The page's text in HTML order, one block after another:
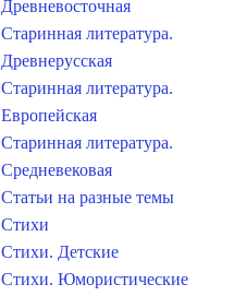
Древневосточная
Старинная литература.
Древнерусская
Старинная литература.
Европейская
Старинная литература.
Средневековая
Статьи на разные темы
Стихи
Стихи. Детские
Стихи. Юмористические